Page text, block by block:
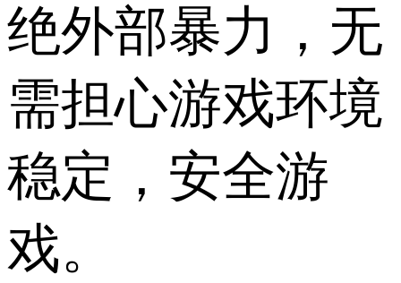
绝外部暴力，无
需担心游戏环境
稳定，安全游
戏。